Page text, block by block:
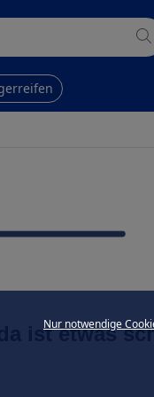
Nur notwendige
ist etwas